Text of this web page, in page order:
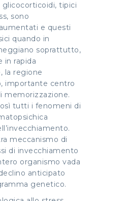
glicocorticoidi, tipici
sono
e questi
quando in
soprattutto,
in rapida
la regione
importante centro
memorizzazione.
tutti i fenomeni di
meccanismo di
di invecchiamento
organismo vada
anticipato
genetico.